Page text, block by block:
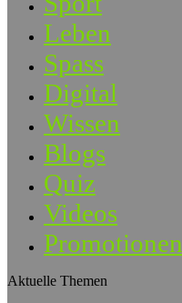
Leben
Spass
Digital
Wissen
Blogs
Quiz
Videos
Promotionen
Aktuelle Themen